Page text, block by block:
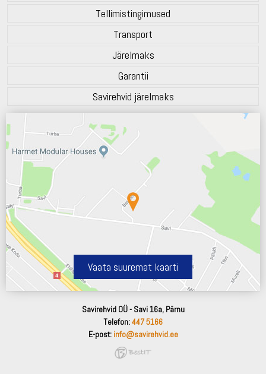
Tellimistingimused
Transport
Järelmaks
Garantii
Savirehvid järelmaks
Vaata suuremat kaarti
Savirehvid OÜ - Savi 16a, Pärnu
Telefon:447 5166
E-post: info@savirehvid.ee